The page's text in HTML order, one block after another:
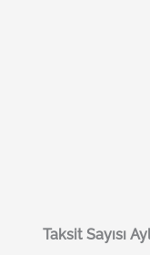
Taksit Sayısı